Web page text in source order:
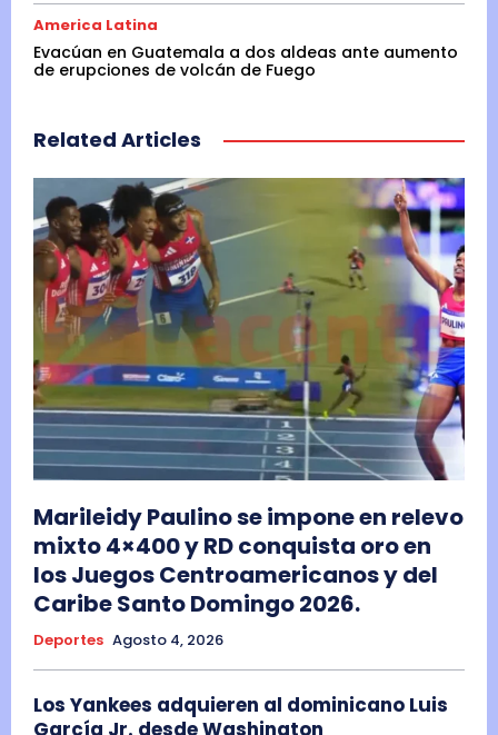
America Latina
Evacúan en Guatemala a dos aldeas ante aumento
de erupciones de volcán de Fuego
Related Articles
Marileidy Paulino se impone en relevo
mixto 4×400 y RD conquista oro en
los Juegos Centroamericanos y del
Caribe Santo Domingo 2026.
Deportes Agosto 4, 2026
Los Yankees adquieren al dominicano Luis
García Jr. desde Washington